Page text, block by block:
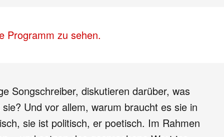
Programm zu sehen.
Songschreiber, diskutieren darüber, was
Und vor allem, warum braucht es sie in
sie ist politisch, er poetisch. Im Rahmen